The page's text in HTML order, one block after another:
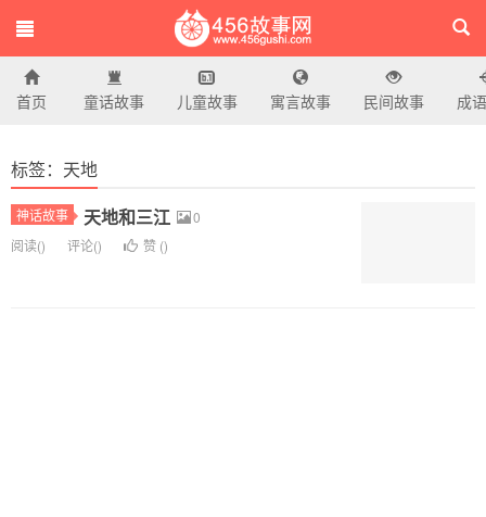
首页 童话故事 儿童故事 寓言故事 民间故事 成
标签：天地
神话故事 天地和三江
0
阅读() 评论() 赞 ()